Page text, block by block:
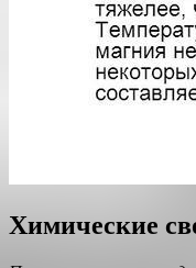
Химические